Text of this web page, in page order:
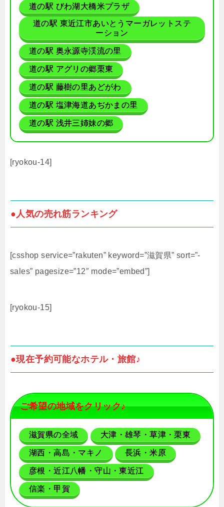
道の駅 びわ湖大橋米プラザ
道の駅 東近江市あいとうマーガレットステ
ーション
道の駅 奥永源寺渓流の里
道の駅 アグリの郷栗東
道の駅 藤樹の里あどがわ
道の駅 塩津海道あぢかまの里
道の駅 浅井三姉妹の郷
[ryokou-14]
●人気の売れ筋ランキング
[csshop service=”rakuten” keyword=”滋賀県” sort=”-
sales” pagesize=”12″ mode=”embed”]
[ryokou-15]
●現在予約可能なホテル・旅館♪
ご希望の地域をクリック♪
滋賀県の全域 大津・雄琴・草津・栗東
湖西・高島・マキノ 長浜・米原
彦根・近江八幡・守山・東近江
信楽・甲賀